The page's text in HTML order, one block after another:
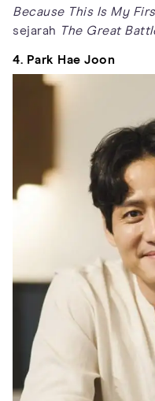
Because This Is My
sejarah The Great
4. Park Hae Joon